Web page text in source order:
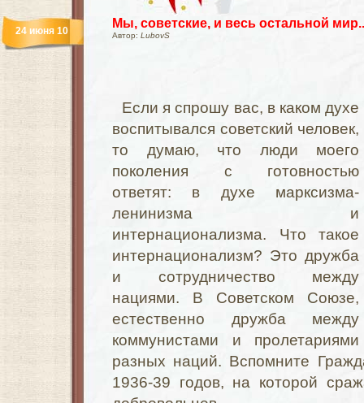
Мы, советские, и весь остальной
Автор: LubovS
24 июня 10
Если я спрошу вас, в каком духе
воспитывался советский человек,
то думаю, что люди моего
поколения с готовностью
ответят: в духе марксизма-
ленинизма и
интернационализма. Что такое
интернационализм? Это дружба
и сотрудничество между
нациями. В Советском Союзе,
естественно дружба между
коммунистами и пролетариями
разных наций. Вспомните
1936-39 годов, на которой